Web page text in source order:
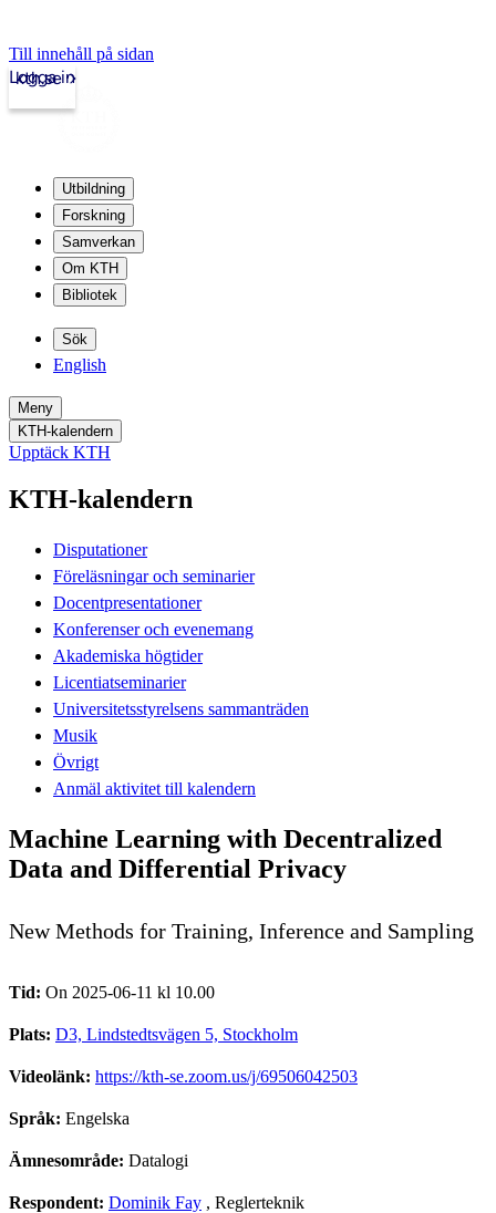
Till innehåll på sidan
kth.se
Logga in
Utbildning
Forskning
Samverkan
Om KTH
Bibliotek
Sök
English
Meny
KTH-kalendern
Upptäck KTH
KTH-kalendern
Disputationer
Föreläsningar och seminarier
Docentpresentationer
Konferenser och evenemang
Akademiska högtider
Licentiatseminarier
Universitetsstyrelsens sammanträden
Musik
Övrigt
Anmäl aktivitet till kalendern
Machine Learning with Decentralized
Data and Differential Privacy
New Methods for Training, Inference and Sampling
Tid: On 2025-06-11 kl 10.00
Plats: D3, Lindstedtsvägen 5, Stockholm
Videolänk: https://kth-se.zoom.us/j/69506042503
Språk: Engelska
Ämnesområde: Datalogi
Respondent: Dominik Fay , Reglerteknik